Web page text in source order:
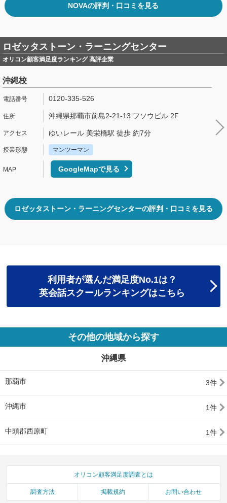
NOVAの評判・口コミを見る
ロゼッタストーン・ラーニングセンター
オリコン顧客満足度ランキング 高評企業
沖縄校
0120-335-526
沖縄県那覇市前島2-21-13 フソウビル 2F
ゆいレール 美栄橋駅 徒歩 約7分
マンツーマン
GoogleMapで見る
ロゼッタストーン・ラーニングセンターの評判・口コミを見る
利用者が選んだ満足度No.1は？
英会話スクールランキングはこちら
その他の地域から探す
沖縄県
那覇市 3件
沖縄市 1件
中頭郡西原町 1件
オリコン顧客満足度調査とは
調査方法 掲載規約 お問い合わせ